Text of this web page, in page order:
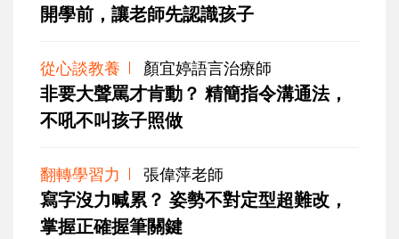
開學前，讓老師先認識孩子
從心談教養 顏宜婷語言治療師
非要大聲罵才肯動？ 精簡指令溝通法，
不吼不叫孩子照做
翻轉學習力 張偉萍老師
寫字沒力喊累？ 姿勢不對定型超難改，
掌握正確握筆關鍵